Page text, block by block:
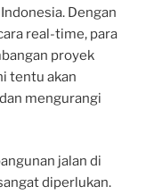
Dengan
real-time, para
proyek
tentu akan
mengurangi
jalan di
diperlukan.